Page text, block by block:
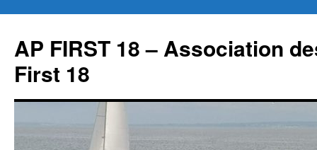
contenu
AP FIRST 18 – Association
First 18